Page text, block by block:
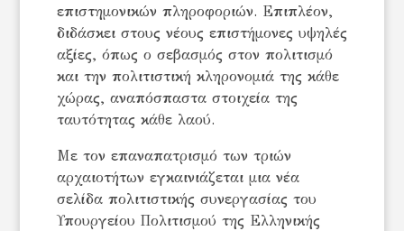
επιστημονικών πληροφοριών. Επιπλέον,
διδάσκει στους νέους επιστήμονες υψηλές
αξίες, όπως ο σεβασμός στον πολιτισμό
και την πολιτιστική κληρονομιά της κάθε
χώρας, αναπόσπαστα στοιχεία της
ταυτότητας κάθε λαού.
Με τον επαναπατρισμό των τριών
αρχαιοτήτων εγκαινιάζεται μια νέα
σελίδα πολιτιστικής συνεργασίας του
Υπουργείου Πολιτισμού της Ελληνικής